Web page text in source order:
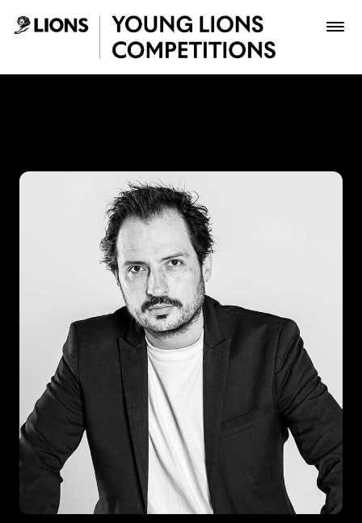
Saltar al contenido principal
Inscribir
Boletería